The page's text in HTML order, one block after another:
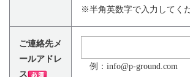
※半角英数字で入力してく
ご連絡先メ
ールアドレ
ス
例：info@p-ground.com